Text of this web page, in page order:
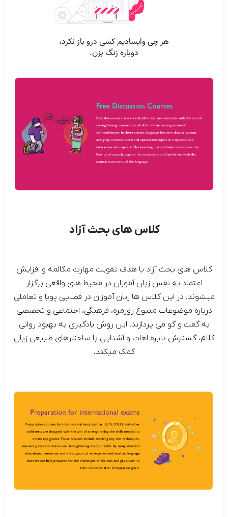
کلاس های بحث آزاد
کلاس های بحث آزاد با هدف تقویت مهارت مکالمه و افزایش
اعتماد به نفس زبان آموزان در محیط های واقعی برگزار
میشوند. در این کلاس ها زبان آموزان در فضایی پویا و تعاملی
درباره موضوعات متنوع روزمره، فرهنگی، اجتماعی و تخصصی
به گفت و گو می پردازند. این روش یادگیری به بهبود روانی
کلام، گسترش دایره لغات و آشنایی با ساختارهای طبیعی زبان
کمک میکند.